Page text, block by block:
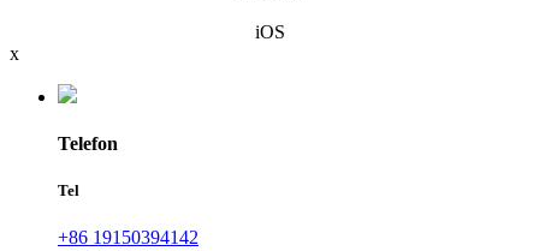
iOS
x
Telefon
Tel
+86 19150394142